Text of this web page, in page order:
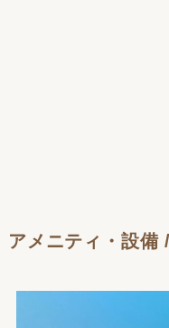
アメニティ・設